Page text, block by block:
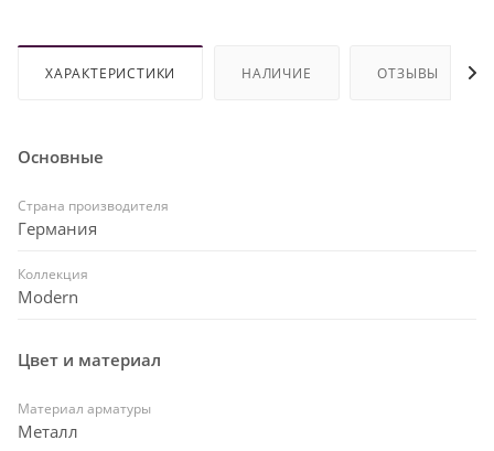
ХАРАКТЕРИСТИКИ НАЛИЧИЕ ОТЗЫВЫ
Основные
Страна производителя
Германия
Коллекция
Modern
Цвет и материал
Материал арматуры
Металл